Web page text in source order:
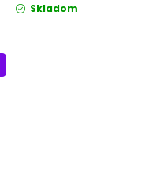
Skladom